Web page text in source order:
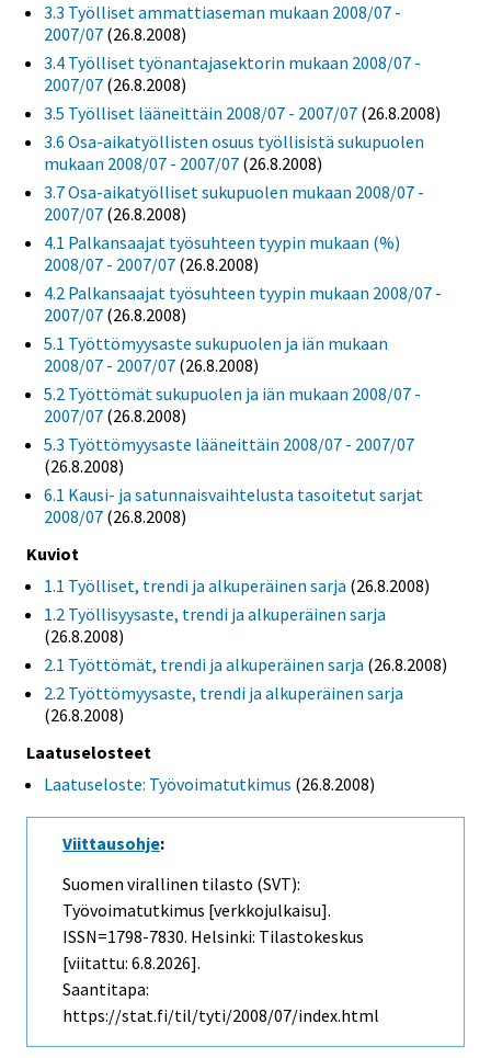
3.3 Työlliset ammattiaseman mukaan 2008/07 -
2007/07 (26.8.2008)
3.4 Työlliset työnantajasektorin mukaan 2008/07 -
2007/07 (26.8.2008)
3.5 Työlliset lääneittäin 2008/07 - 2007/07 (26.8.2008)
3.6 Osa-aikatyöllisten osuus työllisistä sukupuolen
mukaan 2008/07 - 2007/07 (26.8.2008)
3.7 Osa-aikatyölliset sukupuolen mukaan 2008/07 -
2007/07 (26.8.2008)
4.1 Palkansaajat työsuhteen tyypin mukaan (%)
2008/07 - 2007/07 (26.8.2008)
4.2 Palkansaajat työsuhteen tyypin mukaan 2008/07 -
2007/07 (26.8.2008)
5.1 Työttömyysaste sukupuolen ja iän mukaan
2008/07 - 2007/07 (26.8.2008)
5.2 Työttömät sukupuolen ja iän mukaan 2008/07 -
2007/07 (26.8.2008)
5.3 Työttömyysaste lääneittäin 2008/07 - 2007/07
(26.8.2008)
6.1 Kausi- ja satunnaisvaihtelusta tasoitetut sarjat
2008/07 (26.8.2008)
Kuviot
1.1 Työlliset, trendi ja alkuperäinen sarja (26.8.2008)
1.2 Työllisyysaste, trendi ja alkuperäinen sarja
(26.8.2008)
2.1 Työttömät, trendi ja alkuperäinen sarja (26.8.2008)
2.2 Työttömyysaste, trendi ja alkuperäinen sarja
(26.8.2008)
Laatuselosteet
Laatuseloste: Työvoimatutkimus (26.8.2008)
Viittausohje:
Suomen virallinen tilasto (SVT):
Työvoimatutkimus [verkkojulkaisu].
ISSN=1798-7830. Helsinki: Tilastokeskus
[viitattu: 6.8.2026].
Saantitapa:
https://stat.fi/til/tyti/2008/07/index.html